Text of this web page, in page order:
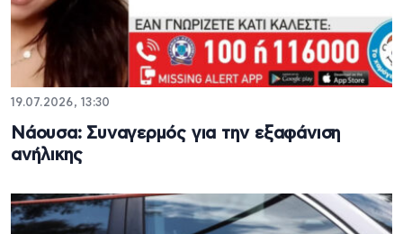
19.07.2026, 13:30
Νάουσα: Συναγερμός για την εξαφάνιση
ανήλικης